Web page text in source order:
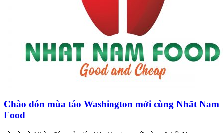
Chào đón mùa táo Washington mới cùng Nhất Nam
Food